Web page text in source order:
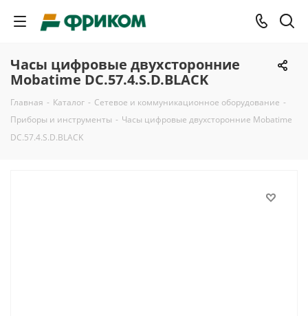
Часы цифровые двухсторонние
Mobatime DC.57.4.S.D.BLACK
Главная - Каталог - Сетевое и коммуникационное оборудование -
Приборы и инструменты - Часы цифровые двухсторонние Mobatime
DC.57.4.S.D.BLACK